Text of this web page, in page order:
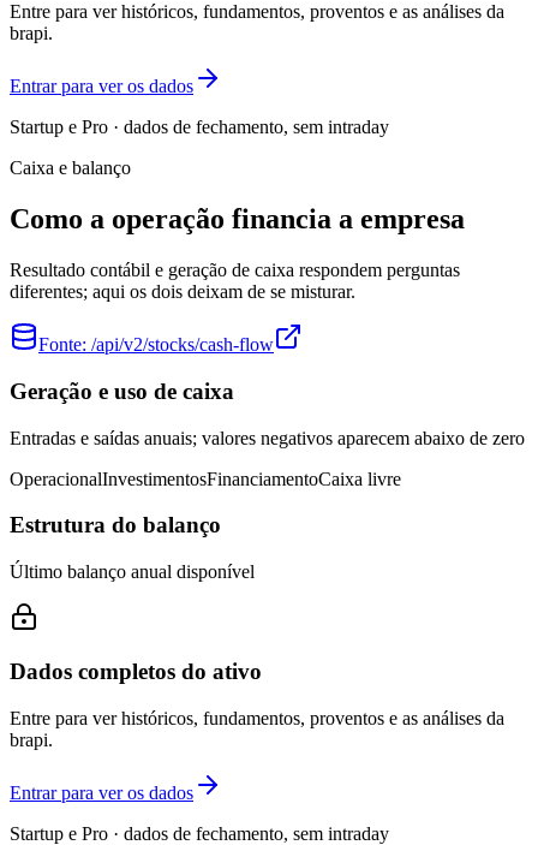
Entre para ver históricos, fundamentos, proventos e as análises da
brapi.
Entrar para ver os dados
Startup e Pro · dados de fechamento, sem intraday
Caixa e balanço
Como a operação financia a empresa
Resultado contábil e geração de caixa respondem perguntas
diferentes; aqui os dois deixam de se misturar.
Fonte: /api/v2/stocks/cash-flow
Geração e uso de caixa
Entradas e saídas anuais; valores negativos aparecem abaixo de zero
OperacionalInvestimentosFinanciamentoCaixa livre
Estrutura do balanço
Último balanço anual disponível
Dados completos do ativo
Entre para ver históricos, fundamentos, proventos e as análises da
brapi.
Entrar para ver os dados
Startup e Pro · dados de fechamento, sem intraday